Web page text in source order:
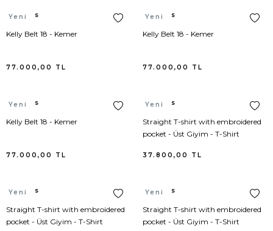
Stella McCartney
Tod's
Tory Burch
Vans
Versace
Triko
Tunik
Yağmurluk
Tshirt
Üst Giyim
Yeni
Hermes
Kelly Belt 18 - Kemer
77.000,00 TL
Yeni
Hermes
Kelly Belt 18 - Kemer
77.000,00 TL
Yeni
Hermes
Kelly Belt 18 - Kemer
77.000,00 TL
Yeni
Hermes
Straight T-shirt with embroidered
pocket - Üst Giyim - T-Shirt
37.800,00 TL
Yeni
Hermes
Straight T-shirt with embroidered
pocket - Üst Giyim - T-Shirt
Yeni
Hermes
Straight T-shirt with embroidered
pocket - Üst Giyim - T-Shirt